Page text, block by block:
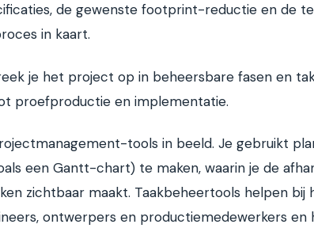
de gewenste footprint-reductie en de
in kaart.
je het project op in beheersbare fasen en
proefproductie en implementatie.
tools in beeld. Je gebruikt
een Gantt-chart) te maken, waarin je de
zichtbaar maakt. Taakbeheertools helpen bij
ontwerpers en productiemedewerkers